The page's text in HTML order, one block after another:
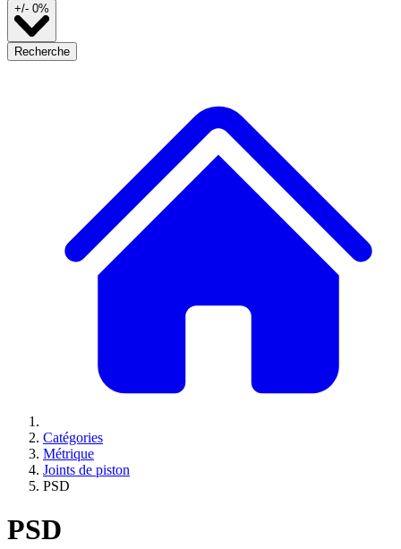
+/- 0%
Recherche
Catégories
Métrique
Joints de piston
PSD
PSD